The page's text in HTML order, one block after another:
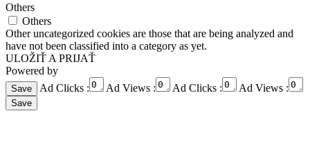
Others
Others
Other uncategorized cookies are those that are being analyzed and
have not been classified into a category as yet.
ULOŽIŤ A PRIJAŤ
Powered by
Ad Clicks :
Ad Views : Ad Clicks : Ad Views :